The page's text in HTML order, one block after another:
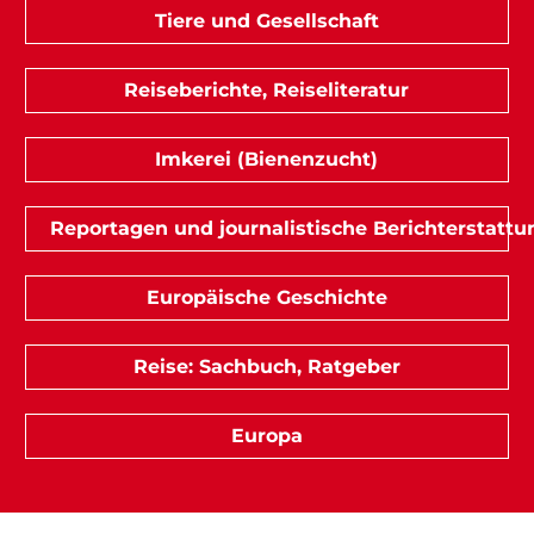
Tiere und Gesellschaft
Reiseberichte, Reiseliteratur
Imkerei (Bienenzucht)
Reportagen und journalistische
Europäische Geschichte
Reise: Sachbuch, Ratgeber
Europa